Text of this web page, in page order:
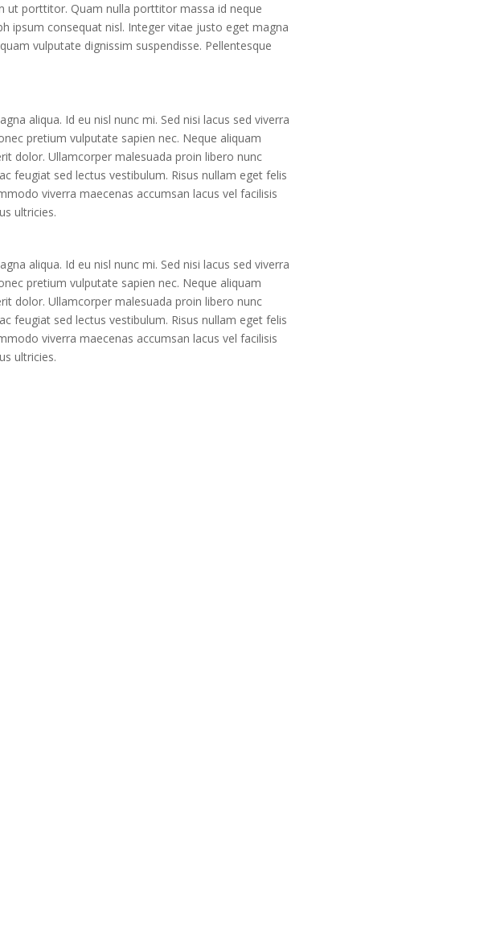
ut porttitor. Quam nulla porttitor massa id neque
ipsum consequat nisl. Integer vitae justo eget magna
vulputate dignissim suspendisse. Pellentesque
aliqua. Id eu nisl nunc mi. Sed nisi lacus sed viverra
pretium vulputate sapien nec. Neque aliquam
dolor. Ullamcorper malesuada proin libero nunc
feugiat sed lectus vestibulum. Risus nullam eget felis
viverra maecenas accumsan lacus vel facilisis
ultricies.
aliqua. Id eu nisl nunc mi. Sed nisi lacus sed viverra
pretium vulputate sapien nec. Neque aliquam
dolor. Ullamcorper malesuada proin libero nunc
feugiat sed lectus vestibulum. Risus nullam eget felis
viverra maecenas accumsan lacus vel facilisis
ultricies.